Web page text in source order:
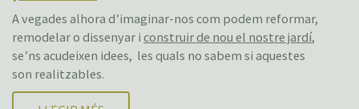
A vegades alhora d’imaginar-nos com podem reformar,
remodelar o dissenyar i construir de nou el nostre jardí,
se’ns acudeixen idees, les quals no sabem si aquestes
son realitzables.